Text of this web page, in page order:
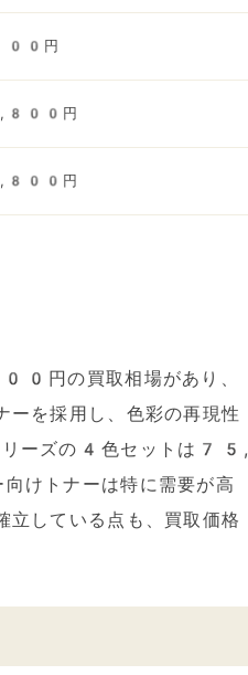
円
円
円
の買取相場があり、
ーを採用し、色彩の再現性
ーズの4色セットは75,
けトナーは特に需要が高
立している点も、買取価格